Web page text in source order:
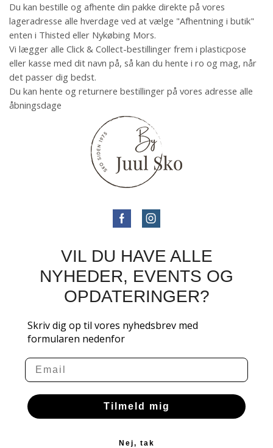
Du kan bestille og afhente din pakke direkte på vores
lageradresse alle hverdage ved at vælge "Afhentning i butik"
enten i Thisted eller Nykøbing Mors.
Vi lægger alle Click & Collect-bestillinger frem i plasticpose
eller kasse med dit navn på, så kan du hente i ro og mag, når
det passer dig bedst.
Du kan hente og returnere bestillinger på vores adresse alle
åbningsdage
VIL DU HAVE ALLE
NYHEDER, EVENTS OG
OPDATERINGER?
Skriv dig op til vores nyhedsbrev med
formularen nedenfor
Email
Tilmeld mig
Nej, tak